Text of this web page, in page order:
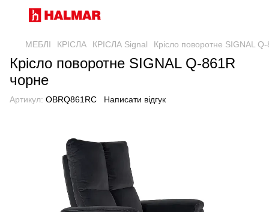
МЕБЛІ КРІСЛА КРІСЛА Signal Крісло поворотне SIGNAL
Крісло поворотне SIGNAL Q-861R
чорне
Артикул: OBRQ861RC Написати відгук